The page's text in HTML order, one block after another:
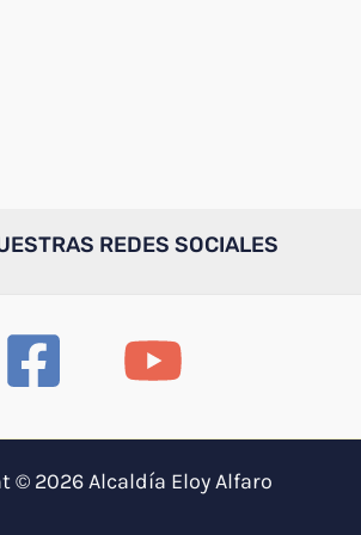
REDES SOCIALES
© 2026 Alcaldía Eloy Alfaro